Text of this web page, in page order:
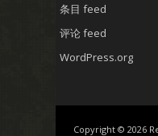
条目 feed
评论 feed
WordPress.org
Copyright © 2026